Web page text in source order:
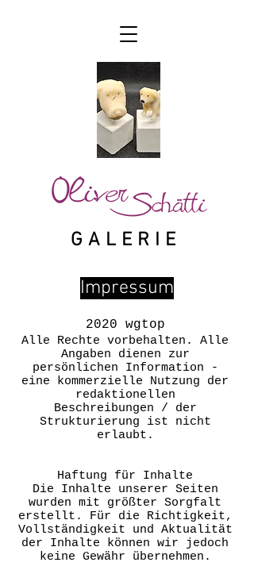
GALERIE
Impressum
2020 wgtop
Alle Rechte vorbehalten. Alle
Angaben dienen zur
persönlichen Information -
eine kommerzielle Nutzung der
redaktionellen
Beschreibungen / der
Strukturierung ist nicht
erlaubt.
Haftung für Inhalte
Die Inhalte unserer Seiten
wurden mit größter Sorgfalt
erstellt. Für die Richtigkeit,
Vollständigkeit und Aktualität
der Inhalte können wir jedoch
keine Gewähr übernehmen.